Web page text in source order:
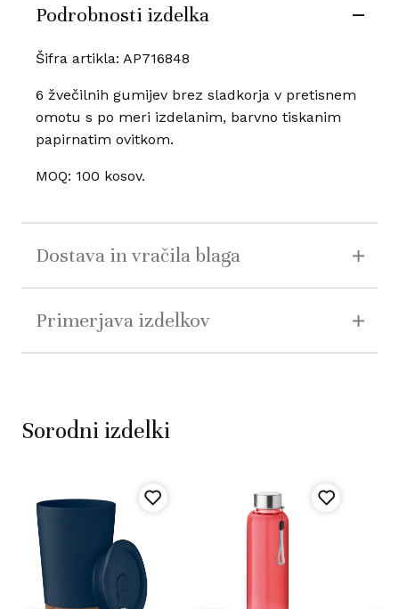
Podrobnosti izdelka
Šifra artikla: AP716848
6 žvečilnih gumijev brez sladkorja v pretisnem
omotu s po meri izdelanim, barvno tiskanim
papirnatim ovitkom.
MOQ: 100 kosov.
Dostava in vračila blaga
Primerjava izdelkov
Sorodni izdelki